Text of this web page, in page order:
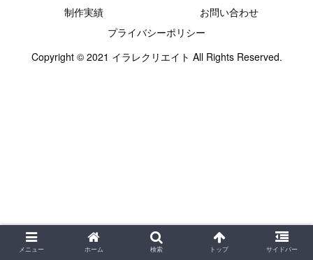
制作実績
お問い合わせ
プライバシーポリシー
Copyright © 2021 イラレクリエイト All Rights Reserved.
メニュー ホーム 検索 トップ サイドバー